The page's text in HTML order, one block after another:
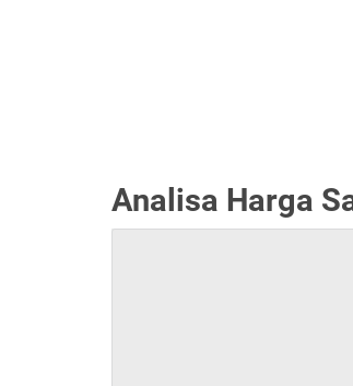
Analisa Harga